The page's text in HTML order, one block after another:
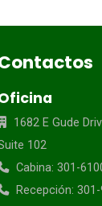
1682 E Gude
102
Cabina: 301-
Recepción: